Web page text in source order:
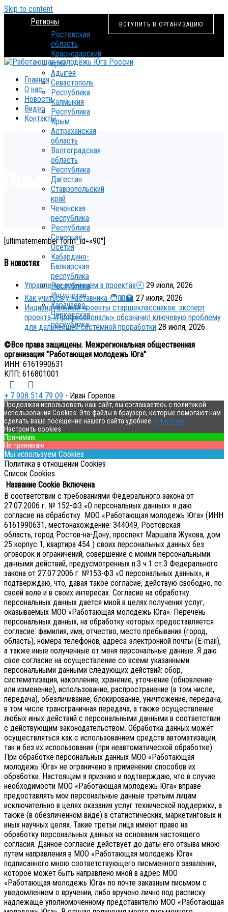
Skip to content
ВСТУПИТЬ В ОРГАНИЗАЦИЮ
Регионы
Ростовская
область
Краснодарский
край
Адыгея
Севастополь
Республика
Калмыкия
Республика
Крым
Астраханская
область
Волгоградская
область
Республика
Дагестан
Ставропольский
край
Чеченская
республика
Республика
Северная
Осетия
Кабардино-
Балкарская
республика
Республика
Ингушетия
Карачаево-
Черкесская
республика
Главная
О нас
Новости
Видео
Контакты
Пользователь
[ultimatemember form_id=»90″]
В новостях
Управление временем в проектах🕘 29 июля, 2026
Как учиться у наставника 🧑🏼‍🏫 27 июля, 2026
Индивидуальные проекты старшеклассников: эксперт
проекта «Профессионалы» обозначил ключевую проблему
для дальнейшей системной проработки 28 июля, 2026
©Все права защищены. Межрегиональная общественная
организация "Работающая молодежь Юга"
ИНН: 6161990631
КПП: 616801001
+ 7 908 514 79 09 - Иван Горелов
Продолжая использовать наш сайт, вы соглашаетесь с политикой
использования Cookies. Это файлы в браузере, которые помогают нам
сделать ваше посещение нашего сайта удобнее. View more
Настроить cookies
Принимаю
Не принимаю
Мы используем Cookies
Политика в отношении Cookies
Список Cookies
Название Cookie Включена
В соответствии с требованиями Федерального закона от
27.07.2006 г. № 152-ФЗ «О персональных данных» я даю
согласие на обработку МОО «Работающая молодежь Юга» (ИНН
6161990631, местонахождение: 344049, Ростовская
область, город Ростов-на-Дону, проспект Маршала Жукова, дом
25 корпус 1, квартира 454 ) своих персональных данных без
оговорок и ограничений, совершение с моими персональными
данными действий, предусмотренных п.3 ч.1 ст.3 Федерального
закона от 27.07.2006 г. №153-ФЗ «О персональных данных», и
подтверждаю, что, давая такое согласие, действую свободно, по
своей воле и в своих интересах. Согласие на обработку
персональных данных дается мной в целях получения услуг,
оказываемых МОО «Работающая молодежь Юга». Перечень
персональных данных, на обработку которых предоставляется
согласие: фамилия, имя, отчество, место пребывания (город,
область), номера телефонов, адреса электронной почты (E-mail),
а также иные полученные от меня персональные данные. Я даю
свое согласие на осуществление со всеми указанными
персональными данными следующих действий: сбор,
систематизация, накопление, хранение, уточнение (обновление
или изменение), использование, распространение (в том числе,
передача), обезличивание, блокирование, уничтожение, передача,
в том числе трансграничная передача, а также осуществление
любых иных действий с персональными данными в соответствии
с действующим законодательством. Обработка данных может
осуществляться как с использованием средств автоматизации,
так и без их использования (при неавтоматической обработке).
При обработке персональных данных МОО «Работающая
молодежь Юга» не ограничено в применении способов их
обработки. Настоящим я признаю и подтверждаю, что в случае
необходимости МОО «Работающая молодежь Юга» вправе
предоставлять мои персональные данные третьим лицам
исключительно в целях оказания услуг технической поддержки, а
также (в обезличенном виде) в статистических, маркетинговых и
иных научных целях. Такие третьи лица имеют право на
обработку персональных данных на основании настоящего
согласия. Данное согласие действует до даты его отзыва мною
путем направления в МОО «Работающая молодежь Юга»
подписанного мною соответствующего письменного заявления,
которое может быть направлено мной в адрес МОО
«Работающая молодежь Юга» по почте заказным письмом с
уведомлением о вручении, либо вручено лично под расписку
надлежаще уполномоченному представителю МОО «Работающая